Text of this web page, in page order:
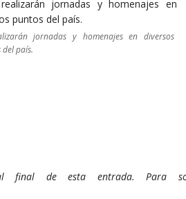
jornadas y homenajes en diversos
país.
final de esta entrada. Para